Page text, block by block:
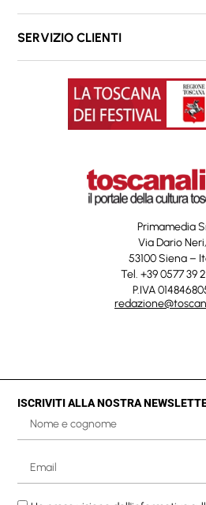
SERVIZIO CLIENTI
Primamedia
Via Dario
53100 Siena –
Tel. +39 0577 39
P.IVA
ISCRIVITI ALLA NOSTRA